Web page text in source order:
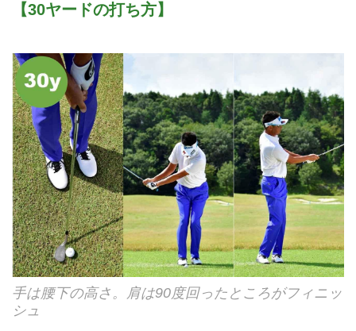
【30ヤードの打ち方】
手は腰下の高さ。肩は90度回ったところがフィニッ
シュ